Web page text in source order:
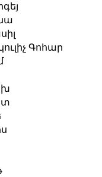
Գոհար